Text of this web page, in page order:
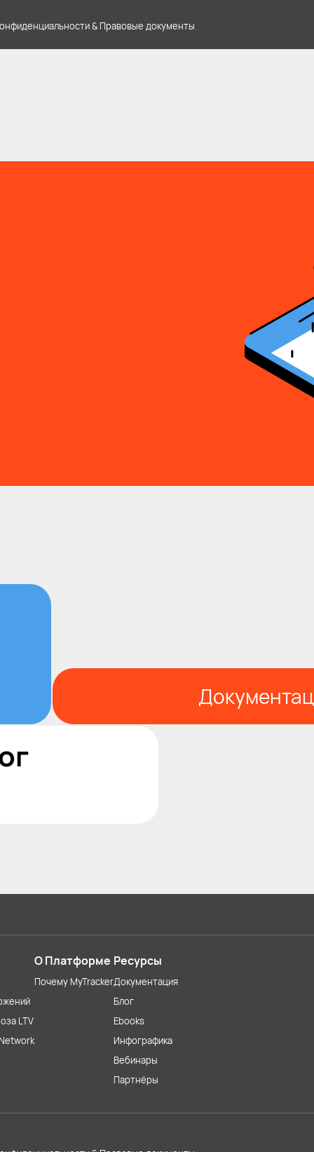
& Правовые документы
LTV
О Платформе
Почему MyTracker
Ресурсы
Документация
Блог
Ebooks
Инфографика
Вебинары
Партнёры